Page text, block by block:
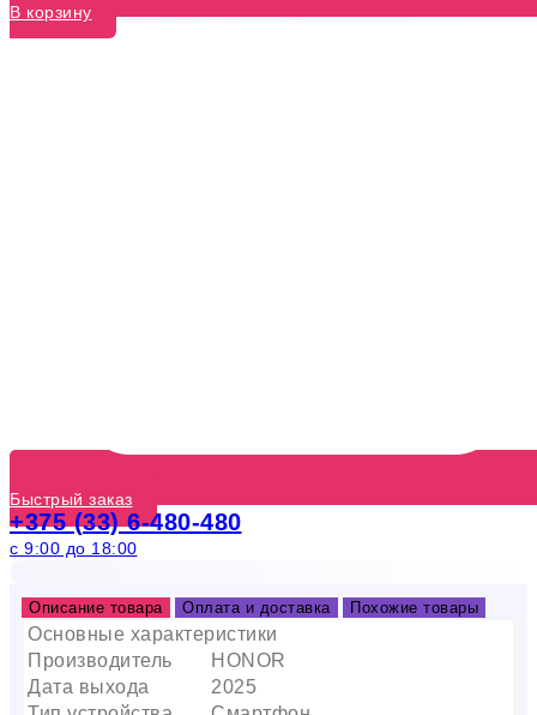
В корзину
Быстрый заказ
+375 (33) 6-480-480
с 9:00 до 18:00
Описание товара Оплата и доставка Похожие товары
Основные характеристики
Производитель
HONOR
Дата выхода
2025